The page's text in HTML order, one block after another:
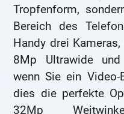
Tropfenform,
Bereich des
Handy drei
8Mp Ultrawide
wenn Sie ein
dies die perfekte
32Mp